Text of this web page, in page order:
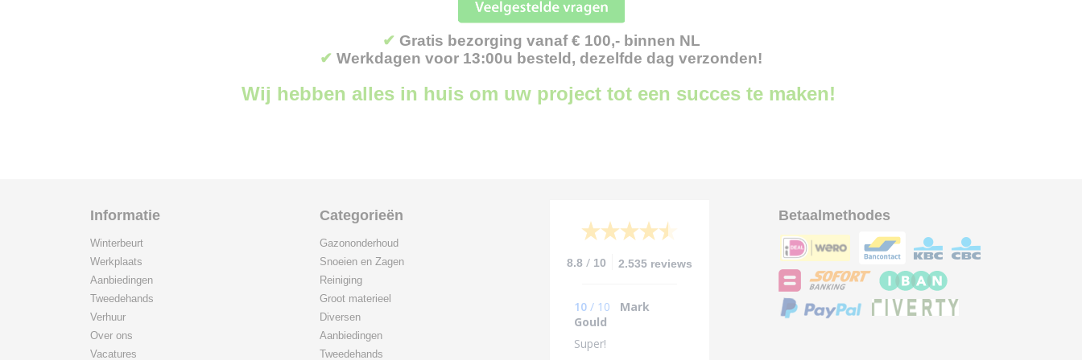
✔ Gratis bezorging vanaf € 100,- binnen NL
✔ Werkdagen voor 13:00u besteld, dezelfde dag verzonden!
Wij hebben alles in huis om uw project tot een succes te maken!
Informatie
Winterbeurt
Werkplaats
Aanbiedingen
Tweedehands
Verhuur
Over ons
Vacatures
Categorieën
Gazononderhoud
Snoeien en Zagen
Reiniging
Groot materieel
Diversen
Aanbiedingen
Tweedehands
8.8 / 10 2.535 reviews
10 / 10
Mark
Gould
Super!
Betaalmethodes